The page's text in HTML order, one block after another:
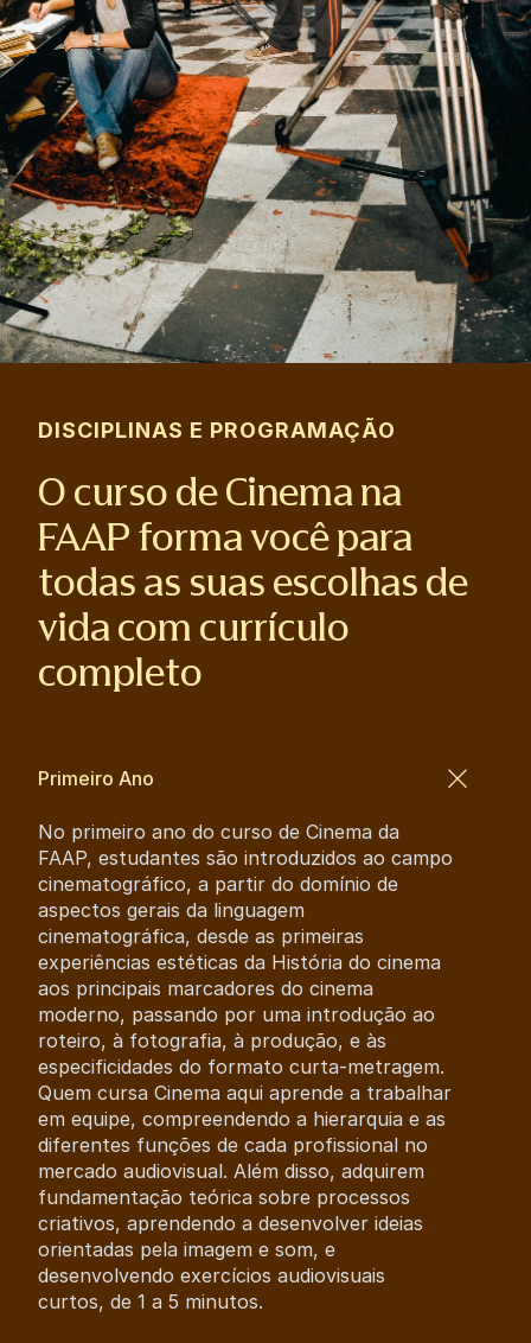
DISCIPLINAS E PROGRAMAÇÃO
O curso de Cinema na
FAAP forma você para
todas as suas escolhas de
vida com currículo
completo
Primeiro Ano
No primeiro ano do curso de Cinema da
FAAP, estudantes são introduzidos ao campo
cinematográfico, a partir do domínio de
aspectos gerais da linguagem
cinematográfica, desde as primeiras
experiências estéticas da História do cinema
aos principais marcadores do cinema
moderno, passando por uma introdução ao
roteiro, à fotografia, à produção, e às
especificidades do formato curta-metragem.
Quem cursa Cinema aqui aprende a trabalhar
em equipe, compreendendo a hierarquia e as
diferentes funções de cada profissional no
mercado audiovisual. Além disso, adquirem
fundamentação teórica sobre processos
criativos, aprendendo a desenvolver ideias
orientadas pela imagem e som, e
desenvolvendo exercícios audiovisuais
curtos, de 1 a 5 minutos.